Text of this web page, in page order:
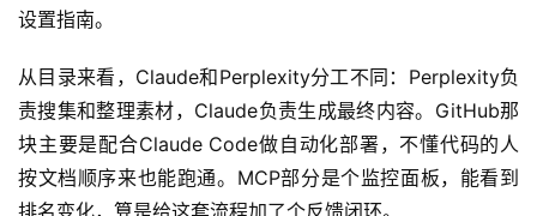
首
网
创
快
讯
设置指南。
从目录来看，Claude和Perplexity分工不同：Perplexity负
责搜集和整理素材，Claude负责生成最终内容。GitHub那
块主要是配合Claude Code做自动化部署，不懂代码的人
按文档顺序来也能跑通。MCP部分是个监控面板，能看到